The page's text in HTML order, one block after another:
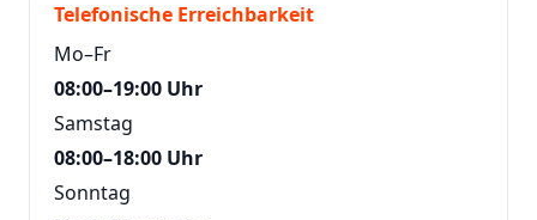
Telefonische Erreichbarkeit
Mo–Fr
08:00–19:00 Uhr
Samstag
08:00–18:00 Uhr
Sonntag